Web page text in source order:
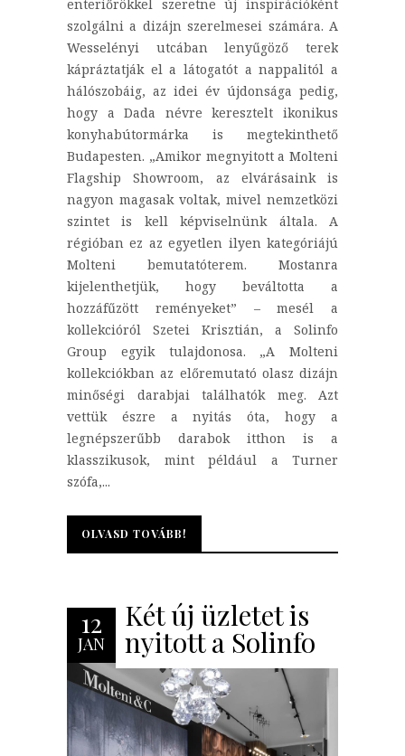
enteriőrökkel szeretne új inspirációként
szolgálni a dizájn szerelmesei számára. A
Wesselényi utcában lenyűgöző terek
kápráztatják el a látogatót a nappalitól a
hálószobáig, az idei év újdonsága pedig,
hogy a Dada névre keresztelt ikonikus
konyhabútormárka is megtekinthető
Budapesten. „Amikor megnyitott a Molteni
Flagship Showroom, az elvárásaink is
nagyon magasak voltak, mivel nemzetközi
szintet is kell képviselnünk általa. A
régióban ez az egyetlen ilyen kategóriájú
Molteni bemutatóterem. Mostanra
kijelenthetjük, hogy beváltotta a
hozzáfűzött reményeket” – mesél a
kollekcióról Szetei Krisztián, a Solinfo
Group egyik tulajdonosa. „A Molteni
kollekciókban az előremutató olasz dizájn
minőségi darabjai találhatók meg. Azt
vettük észre a nyitás óta, hogy a
legnépszerűbb darabok itthon is a
klasszikusok, mint például a Turner
szófa,...
OLVASD TOVÁBB!
OLVASD TOVÁBB!
12
JAN
Két új üzletet is
nyitott a Solinfo